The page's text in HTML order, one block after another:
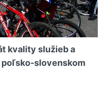
kvality služieb a
slovenskom